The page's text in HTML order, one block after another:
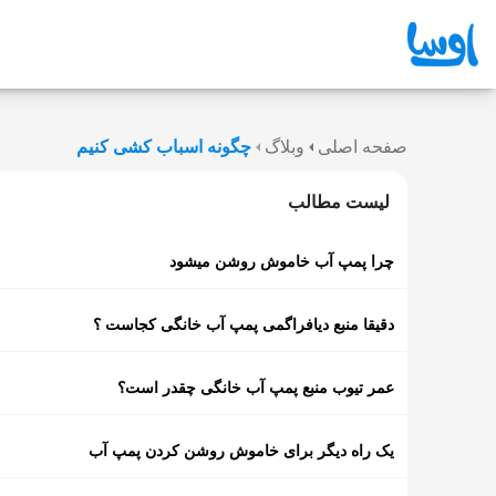
صفحه اصلی وبلاگ چگونه اسباب کشی کنیم
لیست مطالب
چرا پمپ آب خاموش روشن میشود
دقیقا منبع دیافراگمی پمپ آب خانگی کجاست ؟
عمر تیوب منبع پمپ آب خانگی چقدر است؟
یک راه دیگر برای خاموش روشن کردن پمپ آب